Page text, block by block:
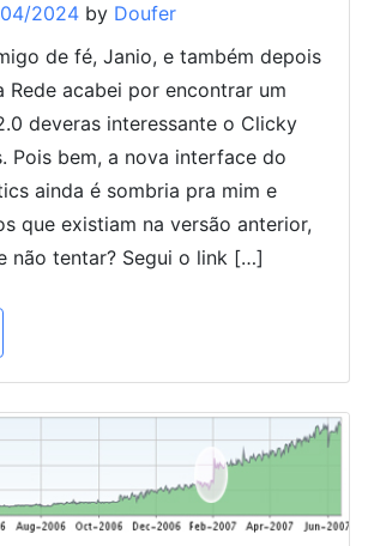
2024 by Doufer
de fé, Janio, e também depois
Rede acabei por encontrar um
deveras interessante o Clicky
Pois bem, a nova interface do
ainda é sombria pra mim e
que existiam na versão anterior,
não tentar? Segui o link […]